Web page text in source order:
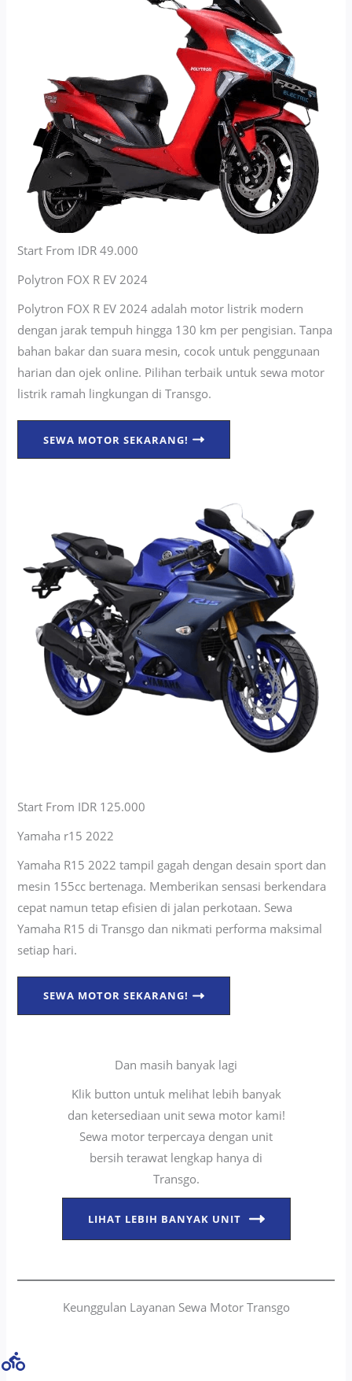
Start From IDR 49.000
Polytron FOX R EV 2024
Polytron FOX R EV 2024 adalah motor listrik modern
dengan jarak tempuh hingga 130 km per pengisian. Tanpa
bahan bakar dan suara mesin, cocok untuk penggunaan
harian dan ojek online. Pilihan terbaik untuk sewa motor
listrik ramah lingkungan di Transgo.
SEWA MOTOR SEKARANG!
Start From IDR 125.000
Yamaha r15 2022
Yamaha R15 2022 tampil gagah dengan desain sport dan
mesin 155cc bertenaga. Memberikan sensasi berkendara
cepat namun tetap efisien di jalan perkotaan. Sewa
Yamaha R15 di Transgo dan nikmati performa maksimal
setiap hari.
SEWA MOTOR SEKARANG!
Dan masih banyak lagi
Klik button untuk melihat lebih banyak
dan ketersediaan unit sewa motor kami!
Sewa motor terpercaya dengan unit
bersih terawat lengkap hanya di
Transgo.
LIHAT LEBIH BANYAK UNIT
Keunggulan Layanan Sewa Motor Transgo